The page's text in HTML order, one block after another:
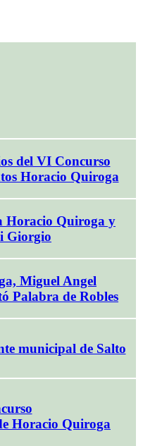
del VI Concurso
Horacio Quiroga
Horacio Quiroga y
Giorgio
Miguel Angel
Palabra de Robles
municipal de Salto
Horacio Quiroga